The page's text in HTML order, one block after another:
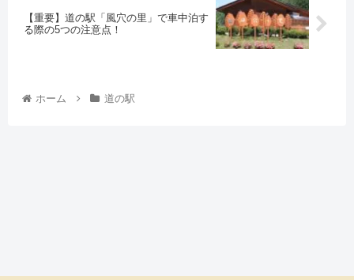
【重要】道の駅「風穴の里」で車中泊す
る際の5つの注意点！
ホーム 道の駅